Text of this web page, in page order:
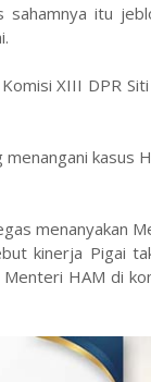
itu
XIII DPR
kasus
menanyakan
kinerja Pigai
HAM di